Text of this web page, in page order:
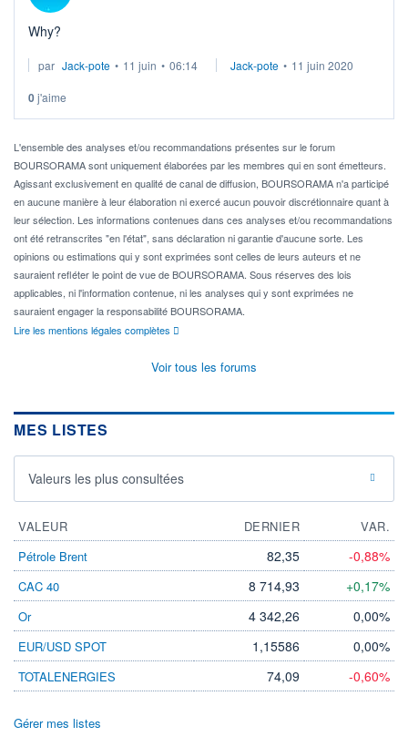
Why?
par Jack-pote • 11 juin • 06:14 Jack-pote • 11 juin 2020
0j'aime
L'ensemble des analyses et/ou recommandations présentes sur le forum
BOURSORAMA sont uniquement élaborées par les membres qui en sont émetteurs.
Agissant exclusivement en qualité de canal de diffusion, BOURSORAMA n'a participé
en aucune manière à leur élaboration ni exercé aucun pouvoir discrétionnaire quant à
leur sélection. Les informations contenues dans ces analyses et/ou recommandations
ont été retranscrites "en l'état", sans déclaration ni garantie d'aucune sorte. Les
opinions ou estimations qui y sont exprimées sont celles de leurs auteurs et ne
sauraient refléter le point de vue de BOURSORAMA. Sous réserves des lois
applicables, ni l'information contenue, ni les analyses qui y sont exprimées ne
sauraient engager la responsabilité BOURSORAMA.
Lire les mentions légales complètes
Voir tous les forums
MES LISTES
Valeurs les plus consultées
VALEUR DERNIER
VAR.
Pétrole Brent
82,35 -0,88%
CAC 40 8 714,93 +0,17%
Or 4 342,26 0,00%
EUR/USD SPOT 1,15586 0,00%
TOTALENERGIES 74,09 -0,60%
Gérer mes listes